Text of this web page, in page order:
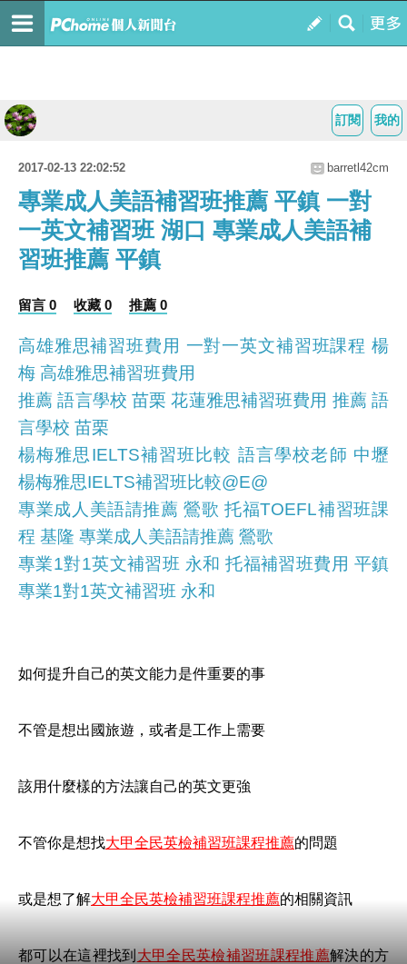
我的
訂閱
2017-02-13 22:02:52 barretl42cm
專業成人美語補習班推薦 平鎮 一對
一英文補習班 湖口 專業成人美語補
習班推薦 平鎮
留言 0 收藏 0 推薦 0
高雄雅思補習班費用 一對一英文補習班課程 楊
梅 高雄雅思補習班費用
推薦 語言學校 苗栗 花蓮雅思補習班費用 推薦 語
言學校 苗栗
楊梅雅思IELTS補習班比較 語言學校老師 中壢
楊梅雅思IELTS補習班比較@E@
專業成人美語請推薦 鶯歌 托福TOEFL補習班課
程 基隆 專業成人美語請推薦 鶯歌
專業1對1英文補習班 永和 托福補習班費用 平鎮
專業1對1英文補習班 永和
如何提升自己的英文能力是件重要的事
不管是想出國旅遊，或者是工作上需要
該用什麼樣的方法讓自己的英文更強
不管你是想找大甲全民英檢補習班課程推薦的問題
或是想了解大甲全民英檢補習班課程推薦的相關資訊
都可以在這裡找到 大甲全民英檢補習班課程推薦解決的方